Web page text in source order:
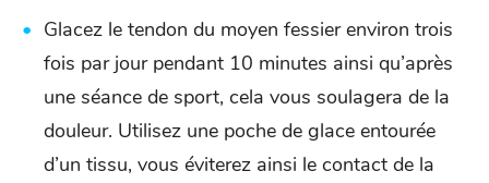
Glacez le tendon du moyen fessier environ trois
fois par jour pendant 10 minutes ainsi qu’après
une séance de sport, cela vous soulagera de la
douleur. Utilisez une poche de glace entourée
d’un tissu, vous éviterez ainsi le contact de la